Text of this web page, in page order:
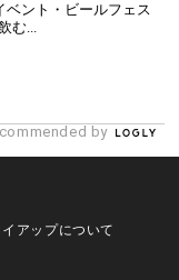
ベント・ビールフェス
む...
by
イアップについて